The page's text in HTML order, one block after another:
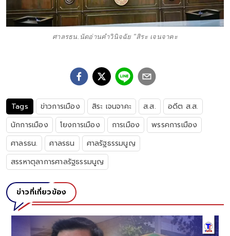
ศาลรธน.นัดอ่านคำวินิจฉัย "สิระ เจนจาคะ
Tags ข่าวการเมือง สิระ เจนจาคะ ส.ส.
อดีต ส.ส.
นักการเมือง
โยงการเมือง การเมือง
พรรคการเมือง
ศาลรธน.
ศาลรธน
ศาลรัฐธรรมนูญ
สรรหาตุลาการศาลรัฐธรรมนูญ
ข่าวที่เกี่ยวข้อง